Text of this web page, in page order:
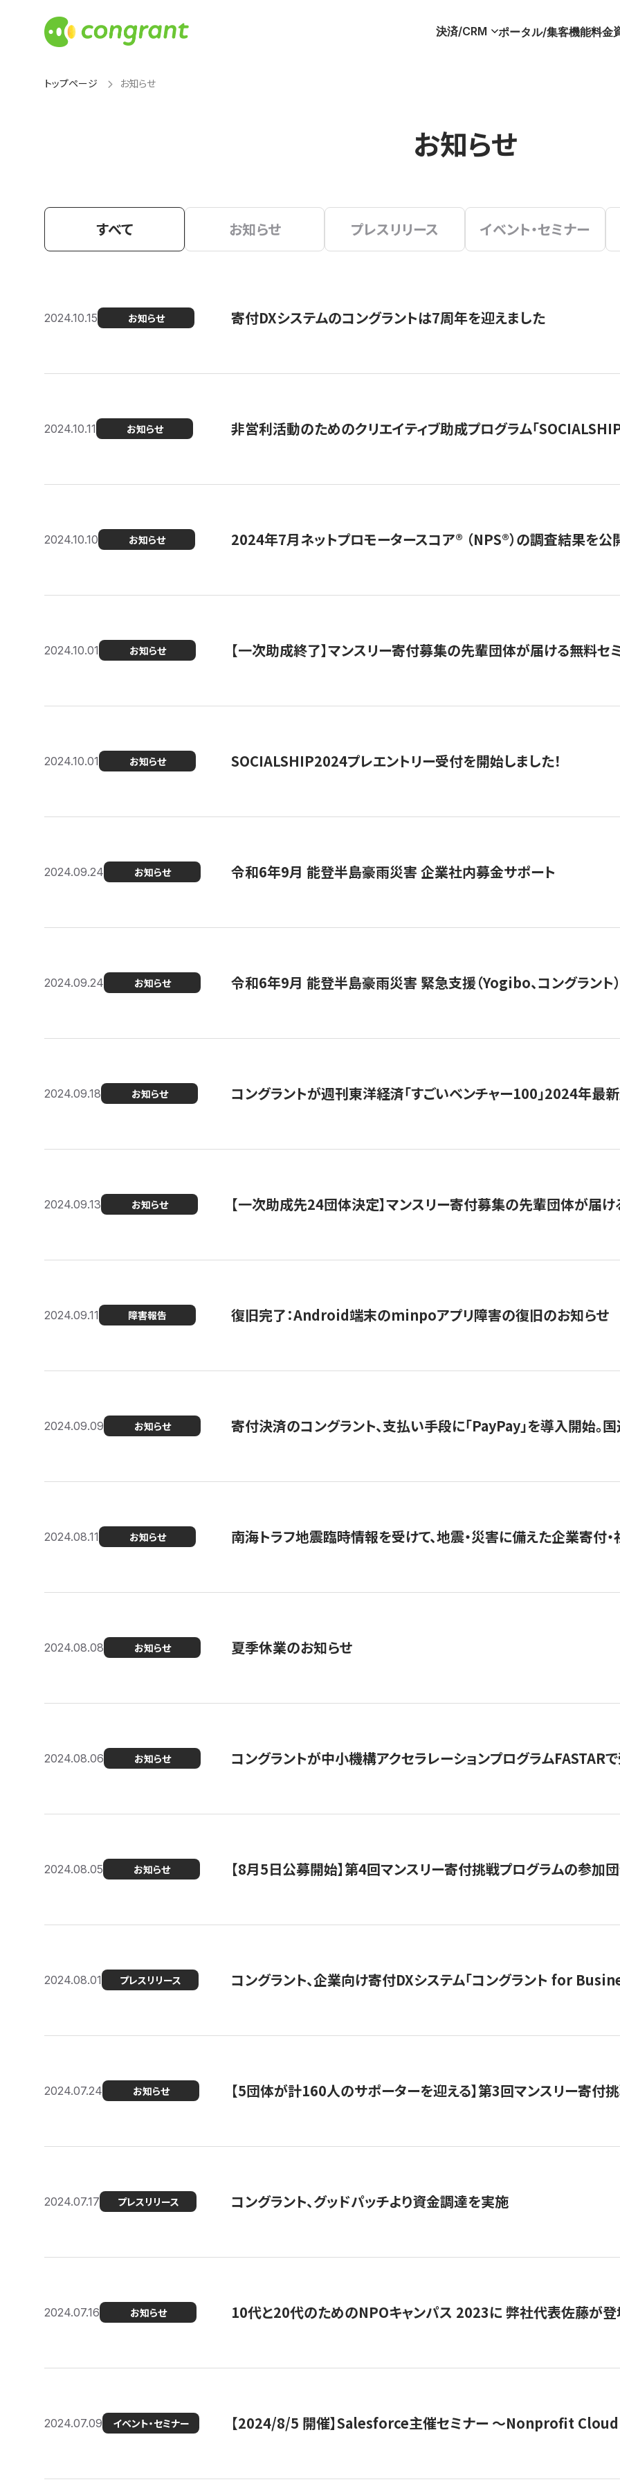
決済/CRM ポータル/集客機能料金
トップページ お知らせ
お知らせ
すべて お知らせ プレスリリース イベント・セミナー
2024.10.15 お知らせ 寄付DXシステムのコングラントは7周年を迎えました
2024.10.11 お知らせ 非営利活動のためのクリエイティブ助成プログラム「
2024.10.10 お知らせ 2024年7月ネットプロモータースコア®︎ （NPS®︎）の調査結果を公
2024.10.01 お知らせ 【一次助成終了】マンスリー寄付募集の先輩団体が届ける無料セ
2024.10.01 お知らせ SOCIALSHIP2024プレエントリー受付を開始しました！
2024.09.24 お知らせ 令和6年9月 能登半島豪雨災害 企業社内募金サポート
2024.09.24 お知らせ 令和6年9月 能登半島豪雨災害 緊急支援（Yogibo、コングラント）
2024.09.18 お知らせ コングラントが週刊東洋経済「すごいベンチャー100」2024年最
2024.09.13 お知らせ 【一次助成先24団体決定】マンスリー寄付募集の先輩団体が届
2024.09.11 障害報告 復旧完了：Android端末のminpoアプリ障害の復旧のお知らせ
2024.09.09 お知らせ 寄付決済のコングラント、支払い手段に「PayPay」を導入開始。
2024.08.11 お知らせ 南海トラフ地震臨時情報を受けて、地震・災害に備えた企業寄付
2024.08.08 お知らせ 夏季休業のお知らせ
2024.08.06 お知らせ コングラントが中小機構アクセラレーションプログラムFASTAR
2024.08.05 お知らせ 【8月5日公募開始】第4回マンスリー寄付挑戦プログラムの参加
2024.08.01 プレスリリース コングラント、企業向け寄付DXシステム「コングラント for
2024.07.24 お知らせ 【5団体が計160人のサポーターを迎える】​​第3回マンスリー寄付
2024.07.17 プレスリリース コングラント、グッドパッチより資金調達を実施
2024.07.16 お知らせ 10代と20代のためのNPOキャンパス 2023に 弊社代表佐藤が
2024.07.09 イベント・セミナー 【2024/8/5 開催】Salesforce主催セミナー 〜Nonprofit